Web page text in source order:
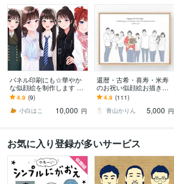
パネル印刷にも☆華やか
な似顔絵を制作します 多
様なサイズに対応可◎大
切な日の一枚に。
4.9 (9)
小白はこ
10,000 円
還暦・古希・喜寿・米寿
のお祝い似顔絵お描きし
ます 別々のお写真からOK
♪大切な人へ特別な記念品
を贈りませんか？
4.9 (111)
青山かりん
5,000 円
お気に入り登録が多いサービス